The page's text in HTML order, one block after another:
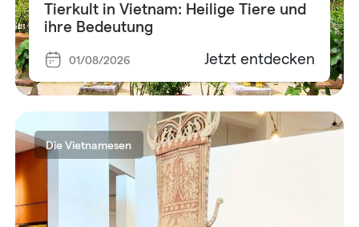
Tierkult in Vietnam: Heilige Tiere und
ihre Bedeutung
01/08/2026 Jetzt entdecken
Die Vietnamesen